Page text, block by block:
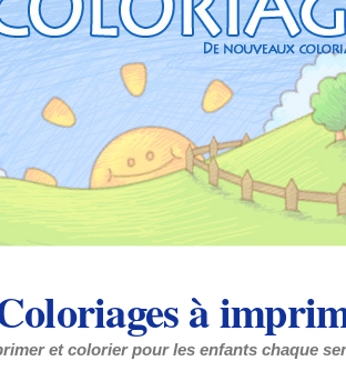
à
et colorier pour les enfants chaque